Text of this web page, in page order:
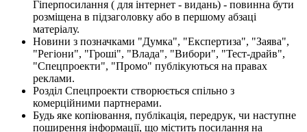
Гіперпосилання ( для інтернет - видань) - повинна бути
розміщена в підзаголовку або в першому абзаці
матеріалу.
Новини з позначками "Думка", "Експертиза", "Заява",
"Регіони", "Гроші", "Влада", "Вибори", "Тест-драйв",
"Спецпроекти", "Промо" публікуються на правах
реклами.
Розділ Спецпроекти створюється спільно з
комерційними партнерами.
Будь яке копіювання, публікація, передрук, чи наступне
поширення інформації, що містить посилання на